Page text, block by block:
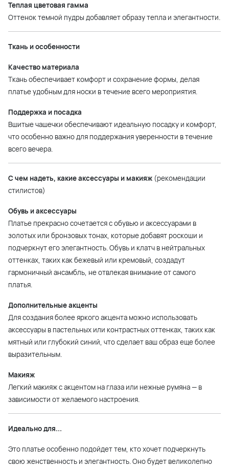
Теплая цветовая гамма
Оттенок темной пудры добавляет образу тепла и элегантности.
Ткань и особенности
Качество материала
Ткань обеспечивает комфорт и сохранение формы, делая
платье удобным для носки в течение всего мероприятия.
Поддержка и посадка
Вшитые чашечки обеспечивают идеальную посадку и комфорт,
что особенно важно для поддержания уверенности в течение
всего вечера.
С чем надеть, какие аксессуары и макияж (рекомендации
стилистов)
Обувь и аксессуары
Платье прекрасно сочетается с обувью и аксессуарами в
золотых или бронзовых тонах, которые добавят роскоши и
подчеркнут его элегантность. Обувь и клатч в нейтральных
оттенках, таких как бежевый или кремовый, создадут
гармоничный ансамбль, не отвлекая внимание от самого
платья.
Дополнительные акценты
Для создания более яркого акцента можно использовать
аксессуары в пастельных или контрастных оттенках, таких как
мятный или глубокий синий, что сделает ваш образ еще более
выразительным.
Макияж
Легкий макияж с акцентом на глаза или нежные румяна — в
зависимости от желаемого настроения.
Идеально для...
Это платье особенно подойдет тем, кто хочет подчеркнуть
свою женственность и элегантность. Оно будет великолепно